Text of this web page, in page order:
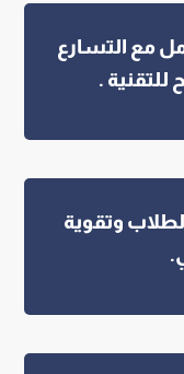
مع التسارع
للتقنية .
وتقوية